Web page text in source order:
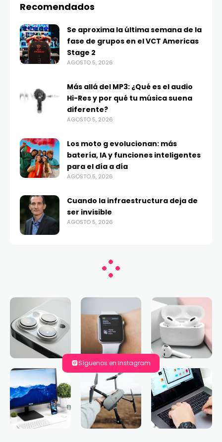
Recomendados
Se aproxima la última semana de la
fase de grupos en el VCT Americas
Stage 2
AGOSTO 5, 2026
Más allá del MP3: ¿Qué es el audio
Hi-Res y por qué tu música suena
diferente?
AGOSTO 5, 2026
Los moto g evolucionan: más
batería, IA y funciones inteligentes
para el día a día
AGOSTO 5, 2026
Cuando la infraestructura deja de
ser invisible
AGOSTO 5, 2026
Síguenos en Instagram